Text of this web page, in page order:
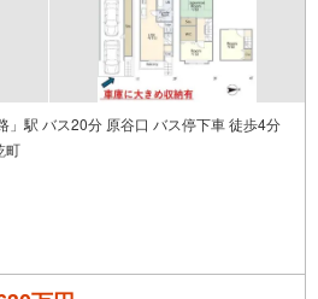
」駅 バス20分 原谷口 バス停下車 徒歩4分
町